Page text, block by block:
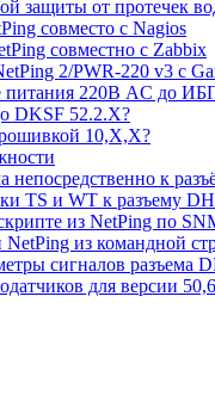
защиты от протечек
совместо с Nagios
совместно с Zabbix
2/PWR-220 v3 с
питания 220В AC до
DKSF 52.2.X?
10,Х,Х?
к
TS и WT к разъему
из NetPing по
NetPing из командной
сигналов разъема
для версии